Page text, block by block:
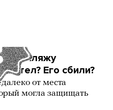
по пляжу
летел? Его сбили?
от места
могла защищать